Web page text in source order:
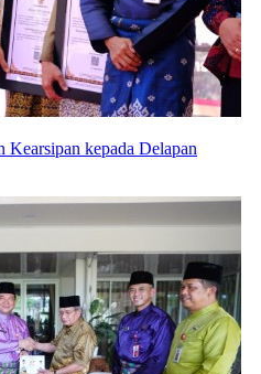
Kearsipan kepada Delapan